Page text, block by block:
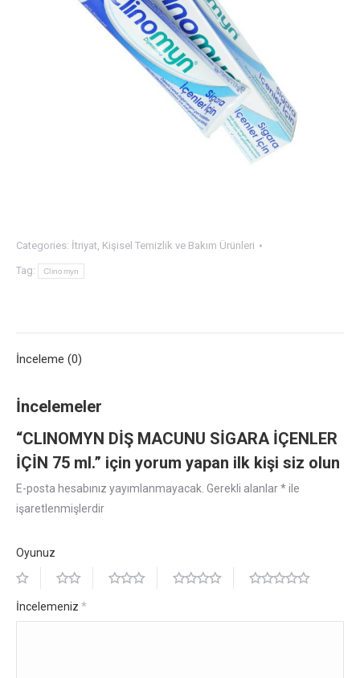
Categories: İtriyat, Kişisel Temizlik ve Bakım Ürünleri
Tag: Clinomyn
İnceleme (0)
İncelemeler
“CLINOMYN DİŞ MACUNU SİGARA İÇENLER
İÇİN 75 ml.” için yorum yapan ilk kişi siz olun
E-posta hesabınız yayımlanmayacak. Gerekli alanlar*ile
işaretlenmişlerdir
Oyunuz
İncelemeniz *